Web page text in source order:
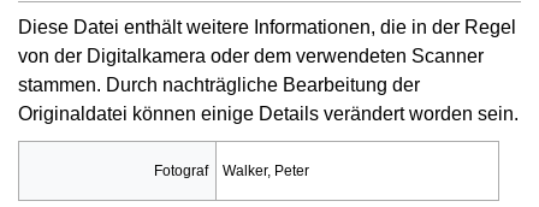
Diese Datei enthält weitere Informationen, die in der Regel
von der Digitalkamera oder dem verwendeten Scanner
stammen. Durch nachträgliche Bearbeitung der
Originaldatei können einige Details verändert worden sein.
Fotograf Walker, Peter